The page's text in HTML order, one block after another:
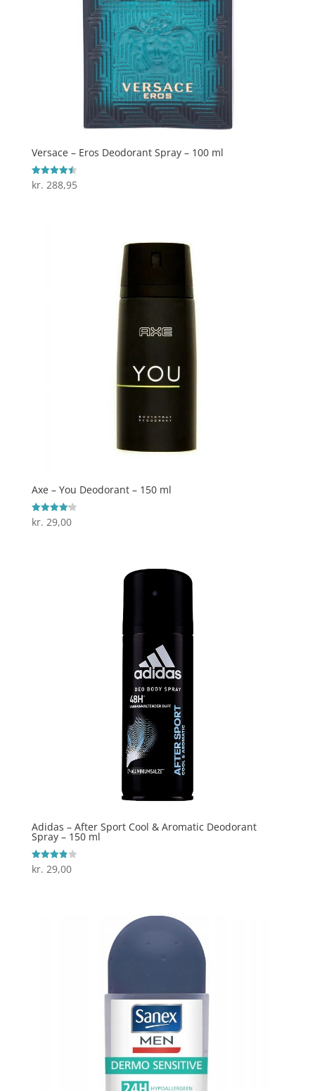
Versace – Eros Deodorant Spray – 100 ml
Vurderet
4.5
kr. 288,95
Axe – You Deodorant – 150 ml
Vurderet
4.2
kr. 29,00
Adidas – After Sport Cool & Aromatic Deodorant
Spray – 150 ml
Vurderet
3.9
kr. 29,00